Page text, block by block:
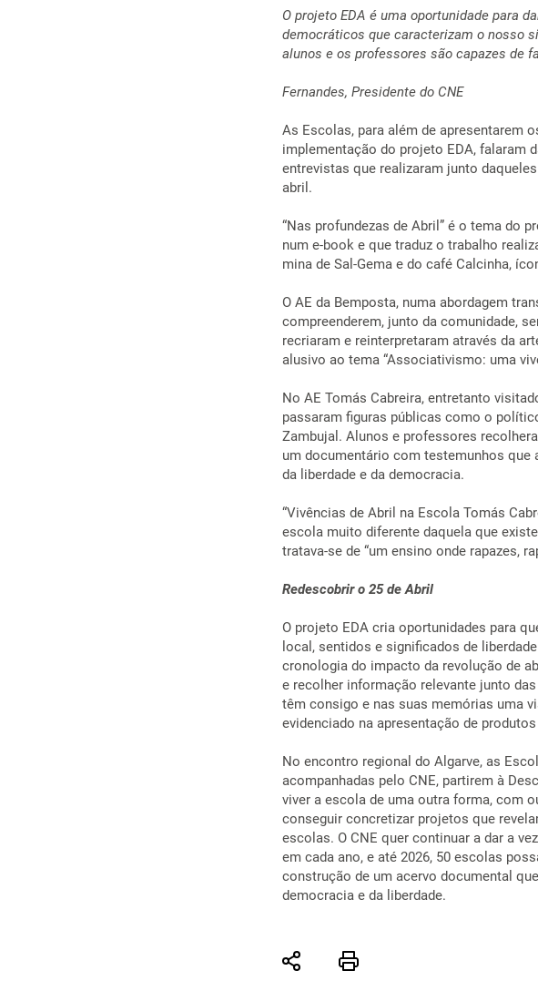
O projeto EDA é uma oportunidade para
democráticos que caracterizam o nosso
alunos e os professores são capazes
Fernandes, Presidente do CNE
As Escolas, para além de apresentarem
implementação do projeto EDA, falaram
entrevistas que realizaram junto
abril.
“Nas profundezas de Abril” é o tema do
num e-book e que traduz o trabalho
mina de Sal-Gema e do café Calcinha,
O AE da Bemposta, numa abordagem
compreenderem, junto da comunidade,
recriaram e reinterpretaram através da
alusivo ao tema “Associativismo: uma
No AE Tomás Cabreira, entretanto
passaram figuras públicas como o
Zambujal. Alunos e professores
um documentário com testemunhos que
da liberdade e da democracia.
“Vivências de Abril na Escola Tomás
escola muito diferente daquela que
tratava-se de “um ensino onde rapazes,
Redescobrir o 25 de Abril
O projeto EDA cria oportunidades para
local, sentidos e significados de
cronologia do impacto da revolução de
e recolher informação relevante junto
têm consigo e nas suas memórias uma
evidenciado na apresentação de
No encontro regional do Algarve, as
acompanhadas pelo CNE, partirem à
viver a escola de uma outra forma, com
conseguir concretizar projetos que
escolas. O CNE quer continuar a dar a
em cada ano, e até 2026, 50 escolas
construção de um acervo documental
democracia e da liberdade.